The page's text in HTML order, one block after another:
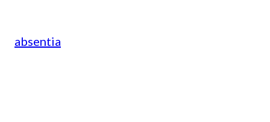
springen
absentia